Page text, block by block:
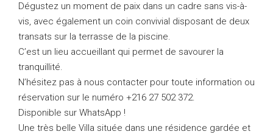
Dégustez un moment de paix dans un cadre sans vis-à-
vis, avec également un coin convivial disposant de deux
transats sur la terrasse de la piscine.
C’est un lieu accueillant qui permet de savourer la
tranquillité.
N’hésitez pas à nous contacter pour toute information ou
réservation sur le numéro +216 27 502 372.
Disponible sur WhatsApp !
Une très belle Villa située dans une résidence gardée et